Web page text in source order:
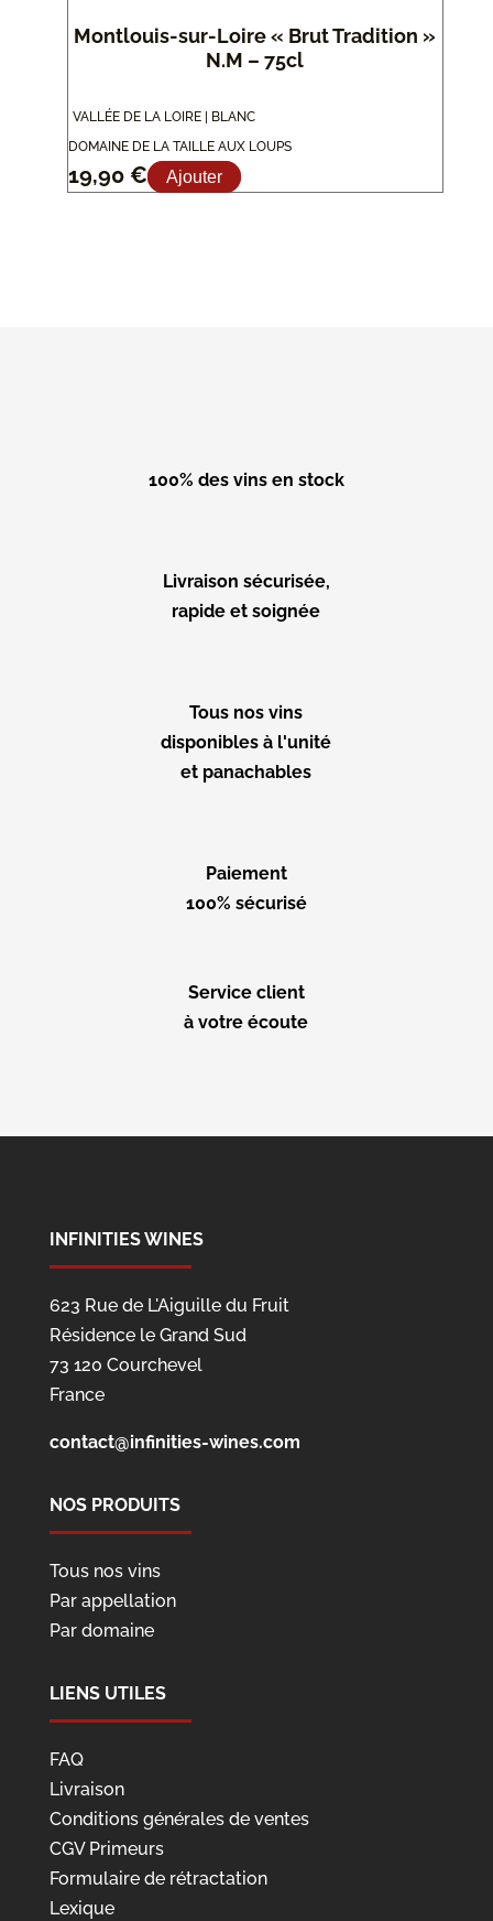
Montlouis-sur-Loire « Brut Tradition »
N.M – 75cl
VALLÉE DE LA LOIRE | BLANC
DOMAINE DE LA TAILLE AUX LOUPS
19,90 € Ajouter
100% des vins en stock
Livraison sécurisée,
rapide et soignée
Tous nos vins
disponibles à l'unité
et panachables
Paiement
100% sécurisé
Service client
à votre écoute
INFINITIES WINES
623 Rue de L'Aiguille du Fruit
Résidence le Grand Sud
73 120 Courchevel
France
contact@infinities-wines.com
NOS PRODUITS
Tous nos vins
Par appellation
Par domaine
LIENS UTILES
FAQ
Livraison
Conditions générales de ventes
CGV Primeurs
Formulaire de rétractation
Lexique